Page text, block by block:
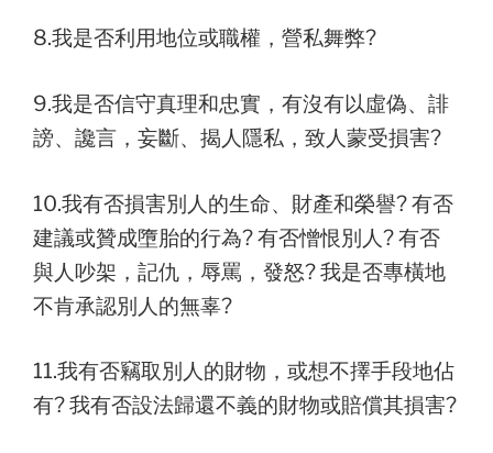
8.我是否利用地位或職權，營私舞弊?
9.我是否信守真理和忠實，有沒有以虛偽、誹
謗、讒言，妄斷、揭人隱私，致人蒙受損害?
10.我有否損害別人的生命、財產和榮譽? 有否
建議或贊成墮胎的行為? 有否憎恨別人? 有否
與人吵架，記仇，辱罵，發怒? 我是否專橫地
不肯承認別人的無辜?
11.我有否竊取別人的財物，或想不擇手段地佔
有? 我有否設法歸還不義的財物或賠償其損害?